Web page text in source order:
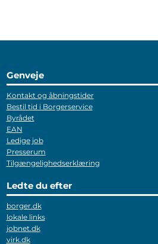
Genveje
Kontakt og åbningstider
Bestil tid i Borgerservice
Byrådet
EAN
Ledige job
Presserum
Tilgængelighedserklæring
Ledte du efter
borger.dk
lokale links
jobnet.dk
virk.dk